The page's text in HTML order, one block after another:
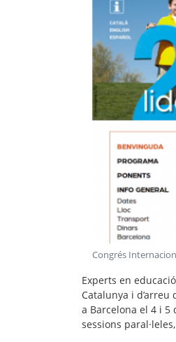
Congrés
Experts en
Catalunya i
a Barcelona el 4 i 5
sessions